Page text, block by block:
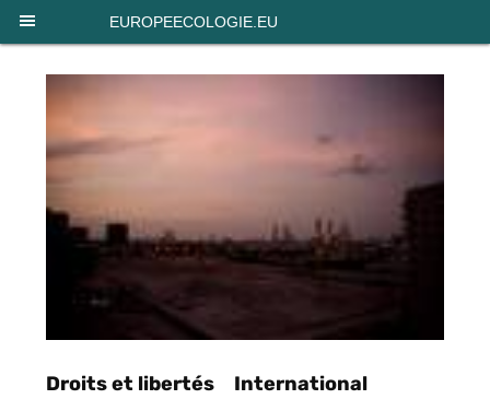
EUROPEECOLOGIE.EU
Droits et libertés International